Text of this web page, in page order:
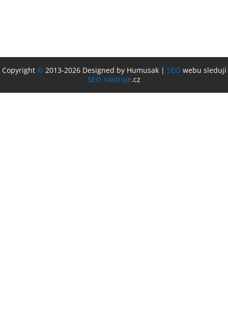
Copyright © 2013-2026 Designed by Humusak | SEO webu sledují
SEO nástroje.cz